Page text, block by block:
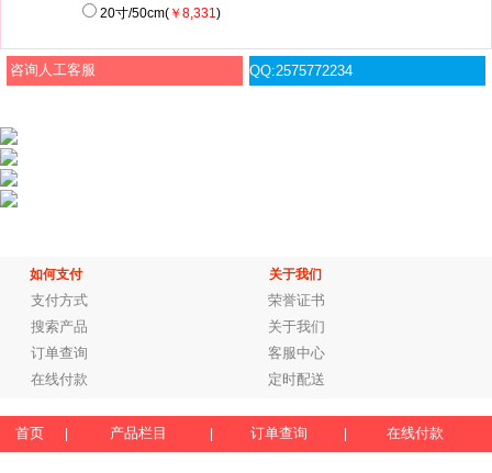
20寸/50cm( ￥8,331)
咨询人工客服 QQ:2575772234
如何支付 关于我们
支付方式
荣誉证书
搜索产品
关于我们
订单查询
客服中心
在线付款
定时配送
首页 产品栏目 订单查询 在线付款